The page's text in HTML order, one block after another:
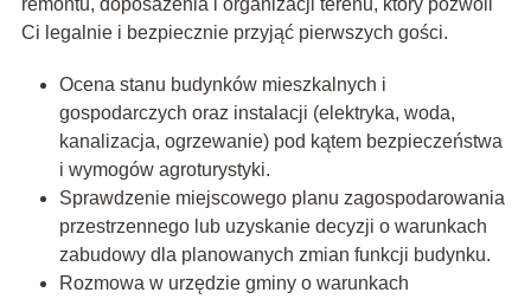
Ci legalnie i bezpiecznie przyjąć pierwszych gości.
Ocena stanu budynków mieszkalnych i
gospodarczych oraz instalacji (elektryka, woda,
kanalizacja, ogrzewanie) pod kątem bezpieczeństwa
i wymogów agroturystyki.
Sprawdzenie miejscowego planu zagospodarowania
przestrzennego lub uzyskanie decyzji o warunkach
zabudowy dla planowanych zmian funkcji budynku.
Rozmowa w urzędzie gminy o warunkach